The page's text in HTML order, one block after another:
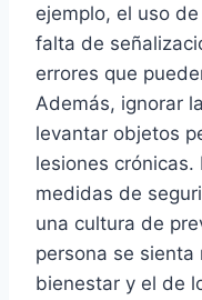
ejemplo, el uso
falta de
errores que
Además, ignorar
levantar objetos
lesiones
medidas de
una cultura de
persona se
bienestar y el de